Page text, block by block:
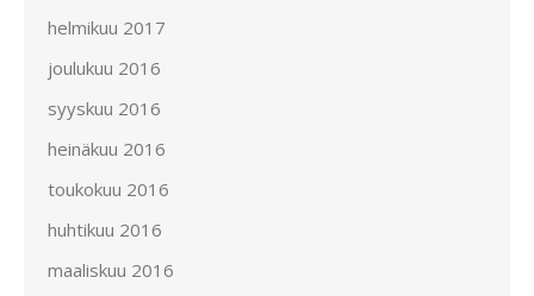
helmikuu 2017
joulukuu 2016
syyskuu 2016
heinäkuu 2016
toukokuu 2016
huhtikuu 2016
maaliskuu 2016